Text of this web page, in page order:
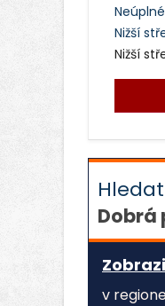
Nižší
Nižší
Dobrá
v